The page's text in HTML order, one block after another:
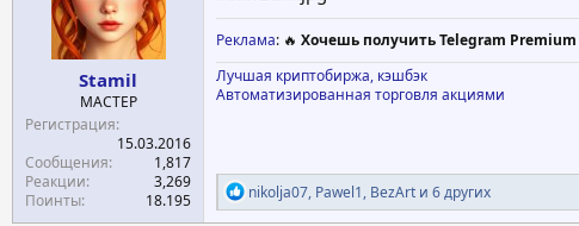
Stamil
МАСТЕР
Регистрация
15.03.2016
Сообщения
1,817
Реакции
3,269
Поинты
18.195
Реклама: 🔥 Хочешь получить Telegram Premium
Лучшая криптобиржа, кэшбэк
Автоматизированная торговля акциями
Р
е
nikolja07, Pawel1, BezArt и 6 других